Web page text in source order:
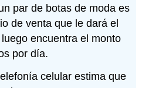
par de botas de moda es
de venta que le dará el
encuentra el monto
por día.
celular estima que